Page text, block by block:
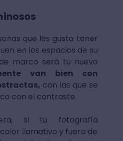
que les gusta tener
en los espacios de su
marco será tu nuevo
van bien con
con las que se
con el contraste.
si tu fotografía
llamativo y fuera de